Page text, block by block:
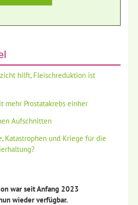
hilft, Fleischreduktion ist
mehr Prostatakrebs einher
Aufschnitten
Katastrophen und Kriege für die
war seit Anfang 2023
wieder verfügbar.